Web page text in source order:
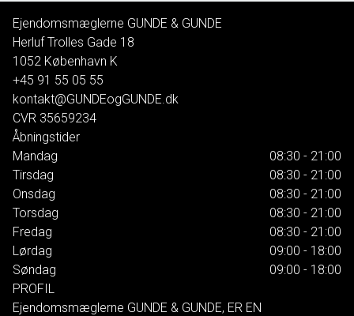
Ejendomsmæglerne GUNDE & GUNDE
Herluf Trolles Gade 18
1052 København K
+45 91 55 05 55
kontakt@GUNDEogGUNDE.dk
CVR 35659234
Åbningstider
Mandag
08:30 - 21:00
Tirsdag
08:30 - 21:00
Onsdag
08:30 - 21:00
Torsdag
08:30 - 21:00
Fredag
08:30 - 21:00
Lørdag
09:00 - 18:00
Søndag
09:00 - 18:00
PROFIL
Ejendomsmæglerne GUNDE & GUNDE, ER EN